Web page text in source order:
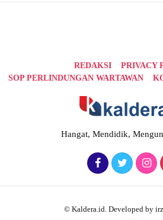
REDAKSI
PRIVACY
SOP PERLINDUNGAN WARTAWAN
Hangat, Mendidik,
© Kaldera.id. Developed by